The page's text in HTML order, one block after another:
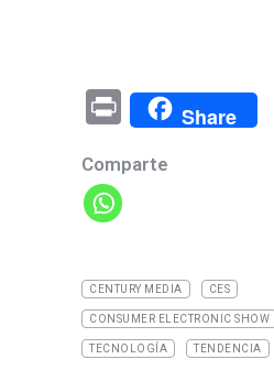
Pr
in
t
Share
Comparte
CENTURY MEDIA CES
CONSUMER ELECTRONIC SHOW
TECNOLOGÍA TENDENCIA